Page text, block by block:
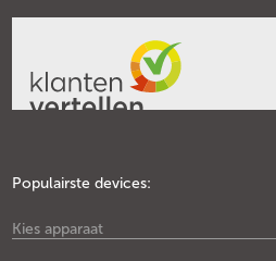
Populairste devices:
Kies apparaat